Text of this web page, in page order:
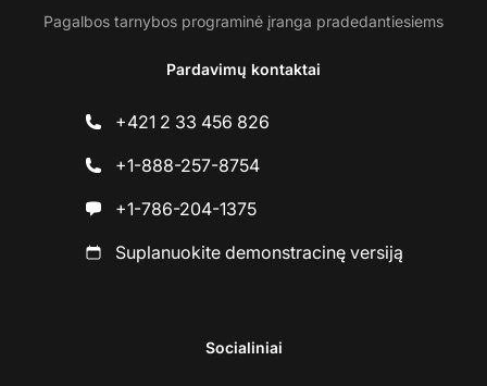
Pagalbos tarnybos programinė įranga pradedantiesiems
Pardavimų kontaktai
+421 2 33 456 826
+1-888-257-8754
+1-786-204-1375
Suplanuokite demonstracinę versiją
Socialiniai